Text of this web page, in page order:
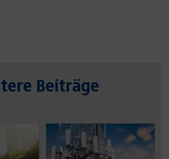
Beiträge